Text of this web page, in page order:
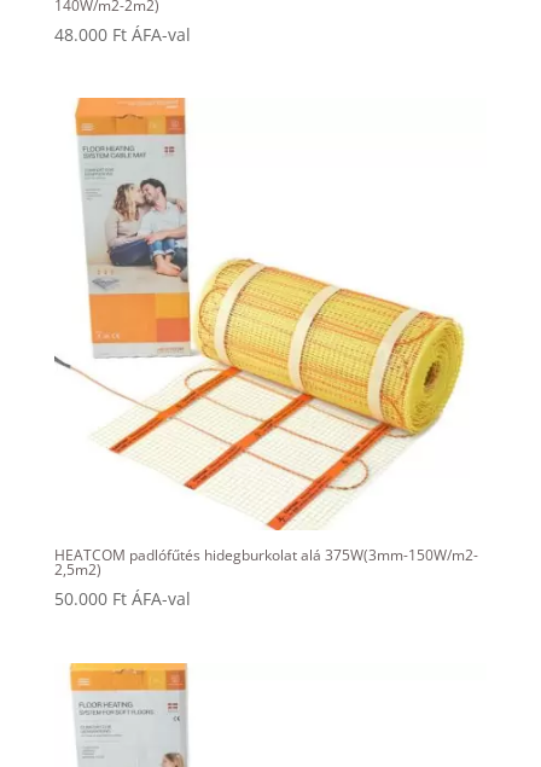
140W/m2-2m2)
48.000 Ft ÁFA-val
HEATCOM padlófűtés hidegburkolat alá 375W(3mm-150W/m2-
2,5m2)
50.000 Ft ÁFA-val